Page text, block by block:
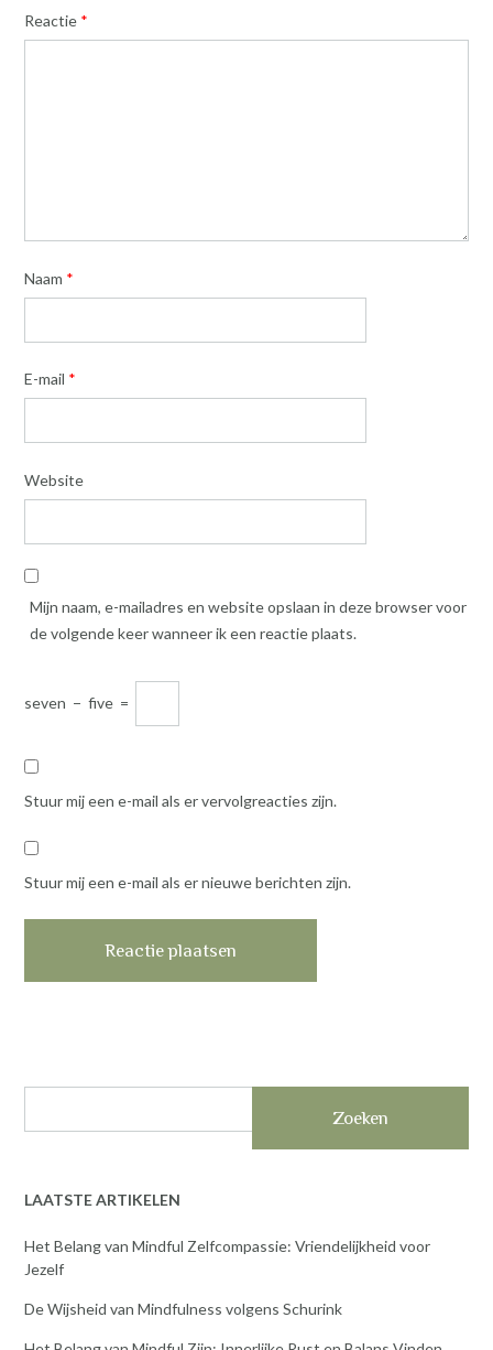
Reactie *
Naam *
E-mail *
Website
Mijn naam, e-mailadres en website opslaan in deze browser voor
de volgende keer wanneer ik een reactie plaats.
seven − five =
Stuur mij een e-mail als er vervolgreacties zijn.
Stuur mij een e-mail als er nieuwe berichten zijn.
Zoeken
LAATSTE ARTIKELEN
Het Belang van Mindful Zelfcompassie: Vriendelijkheid voor
Jezelf
De Wijsheid van Mindfulness volgens Schurink